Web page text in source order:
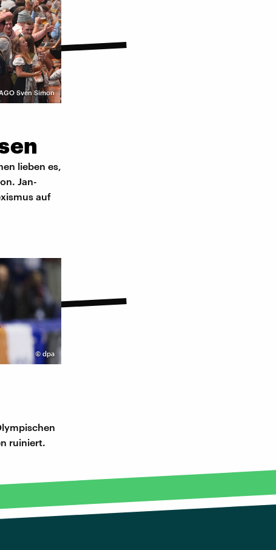
Sven Simon
lieben es,
Jan-
auf
© dpa
ruiniert.